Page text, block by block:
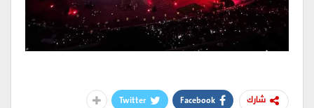
شارك Facebook
Twitter